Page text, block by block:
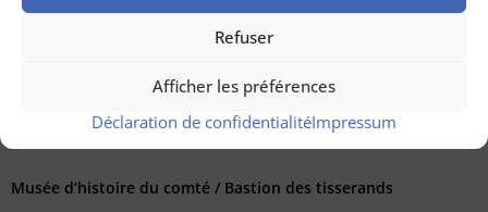
Refuser
Afficher les préférences
Déclaration de confidentialitéImpressum
Musée d’histoire du comté / Bastion des tisserands